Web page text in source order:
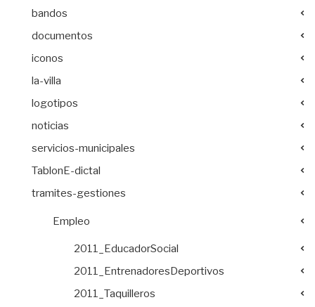
bandos
documentos
iconos
la-villa
logotipos
noticias
servicios-municipales
TablonE-dictal
tramites-gestiones
Empleo
2011_EducadorSocial
2011_EntrenadoresDeportivos
2011_Taquilleros